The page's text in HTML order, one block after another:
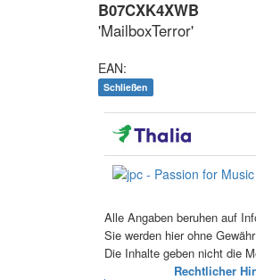
B07CXK4XWB
'MailboxTerror'
EAN:
Schließen
Alle Angaben beruhen auf
Sie werden hier ohne
Die Inhalte geben nicht die
Rechtlicher